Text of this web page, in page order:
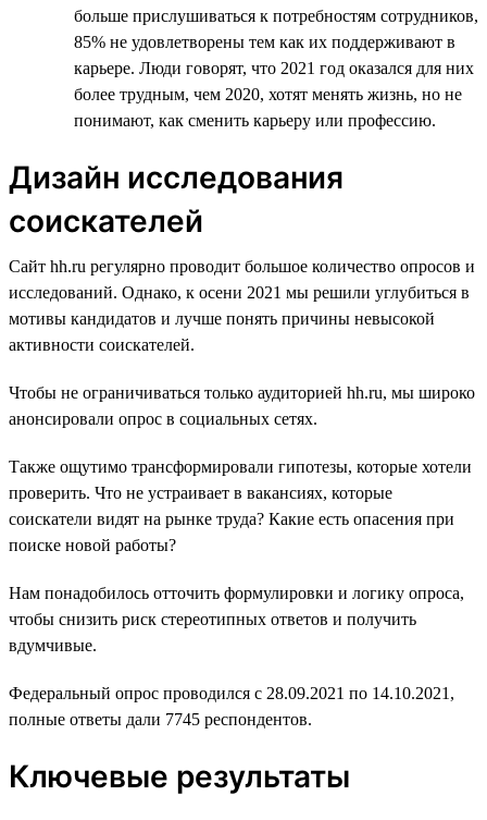
больше прислушиваться к потребностям сотрудников,
85% не удовлетворены тем как их поддерживают в
карьере. Люди говорят, что 2021 год оказался для них
более трудным, чем 2020, хотят менять жизнь, но не
понимают, как сменить карьеру или профессию.
Дизайн исследования
соискателей
Сайт hh.ru регулярно проводит большое количество опросов и
исследований. Однако, к осени 2021 мы решили углубиться в
мотивы кандидатов и лучше понять причины невысокой
активности соискателей.
Чтобы не ограничиваться только аудиторией hh.ru, мы широко
анонсировали опрос в социальных сетях.
Также ощутимо трансформировали гипотезы, которые хотели
проверить. Что не устраивает в вакансиях, которые
соискатели видят на рынке труда? Какие есть опасения при
поиске новой работы?
Нам понадобилось отточить формулировки и логику опроса,
чтобы снизить риск стереотипных ответов и получить
вдумчивые.
Федеральный опрос проводился с 28.09.2021 по 14.10.2021,
полные ответы дали 7745 респондентов.
Ключевые результаты